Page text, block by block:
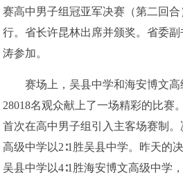
赛高中男子组冠亚军决赛（第二回
行。省长许昆林出席并颁奖。省委
涛参加。
赛场上，吴县中学和海安博文高
28018名观众献上了一场精彩的比赛
首次在高中男子组引入主客场赛制
高级中学以2∶1胜吴县中学。昨天的
吴县中学以4∶1胜海安博文高级中学